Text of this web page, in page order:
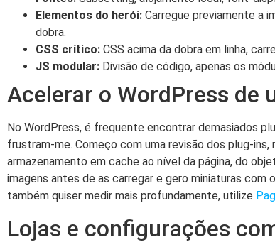
Elementos do herói: Carregue previamente a
dobra.
CSS crítico: CSS acima da dobra em linha,
JS modular: Divisão de código, apenas os
Acelerar o WordPress de
No WordPress, é frequente encontrar demasiados
frustram-me. Começo com uma revisão dos plug-
armazenamento em cache ao nível da página, do
imagens antes de as carregar e gero miniaturas
também quiser medir mais profundamente, utilize
Lojas e configurações